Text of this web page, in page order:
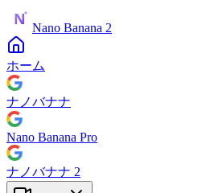
Nano Banana 2
ホーム
ナノバナナ
Nano Banana Pro
ナノバナナ 2